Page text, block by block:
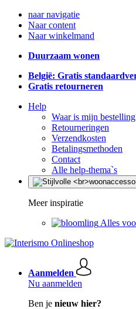
naar navigatie
Naar content
Naar winkelmand
Duurzaam wonen
België: Gratis
Gratis retourneren
Help
Waar is mijn
Retourneringen
Verzendkosten
Betalingsmethoden
Contact
Alle help-thema`s
Meer inspiratie
Alles
Aanmelden
Nu aanmelden
Ben je nieuw hier?